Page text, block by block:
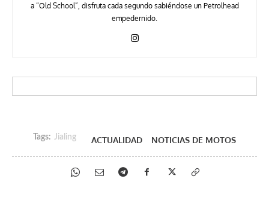
a “Old School”, disfruta cada segundo sabiéndose un Petrolhead
empedernido.
Tags: Jialing ACTUALIDAD NOTICIAS DE MOTOS